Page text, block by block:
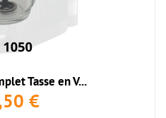
Tasse en V...
€